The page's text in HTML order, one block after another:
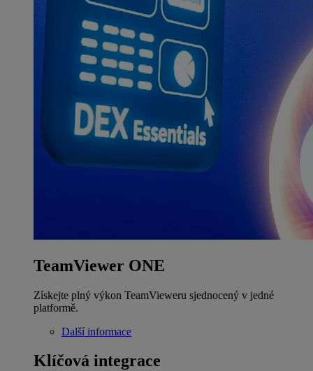
TeamViewer ONE
Získejte plný výkon TeamVieweru sjednocený v jedné
platformě.
Další informace
Klíčová integrace